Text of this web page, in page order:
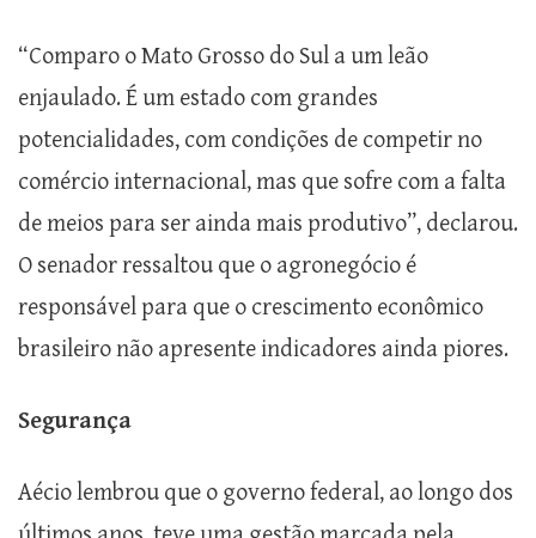
“Comparo o Mato Grosso do Sul a um leão
enjaulado. É um estado com grandes
potencialidades, com condições de competir no
comércio internacional, mas que sofre com a falta
de meios para ser ainda mais produtivo”, declarou.
O senador ressaltou que o agronegócio é
responsável para que o crescimento econômico
brasileiro não apresente indicadores ainda piores.
Segurança
Aécio lembrou que o governo federal, ao longo dos